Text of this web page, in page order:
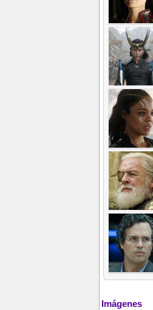
Imágenes